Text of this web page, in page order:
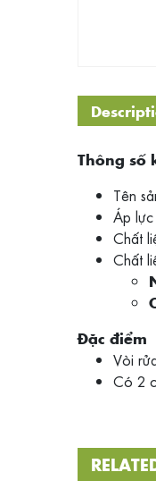
Thông số
Tên
Áp
Chất
Chất
Đặc điểm
Vòi
Có 2